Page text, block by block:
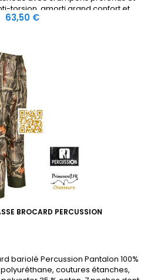
torsion, amorti grand confort et
Convient pour la chasse et la
Prix
63,50 €
BROCARD PERCUSSION
bariolé Percussion Pantalon 100%
coutures étanches,